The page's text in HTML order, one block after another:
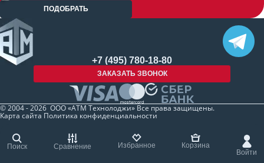
Поиск Сравнение Избранное
Корзина
Войти
ПОДОБРАТЬ
+7 (495) 780-18-80
ЗАКАЗАТЬ ЗВОНОК
© 2004 - 2026 ООО «АТМ Технолоджи» Все права защищены.
Карта сайта Политика конфиденциальности